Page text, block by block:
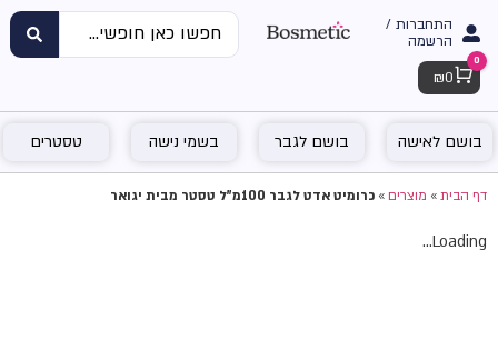
התחברות /
הרשמה
Cart
0
₪ 0
בושם לאישה בושם לגבר בשמי נישה טסטרים
דף הבית»מוצרים»כרומיט אדט לגבר 100מ"ל טסטר מבית יגואר
Loading...